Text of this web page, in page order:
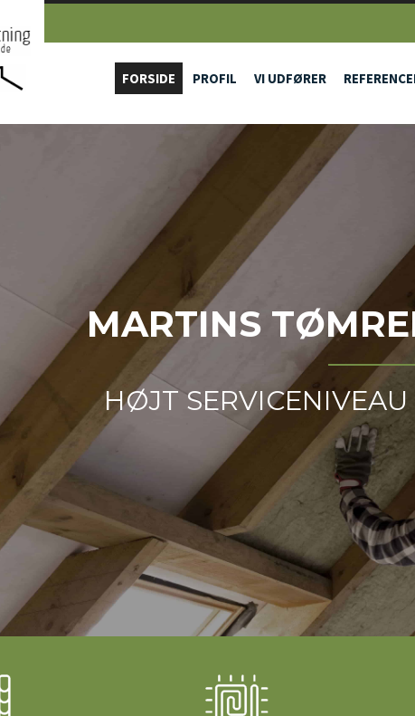
FORSIDE PROFIL VI UDFØRER
MARTINS
HØJT